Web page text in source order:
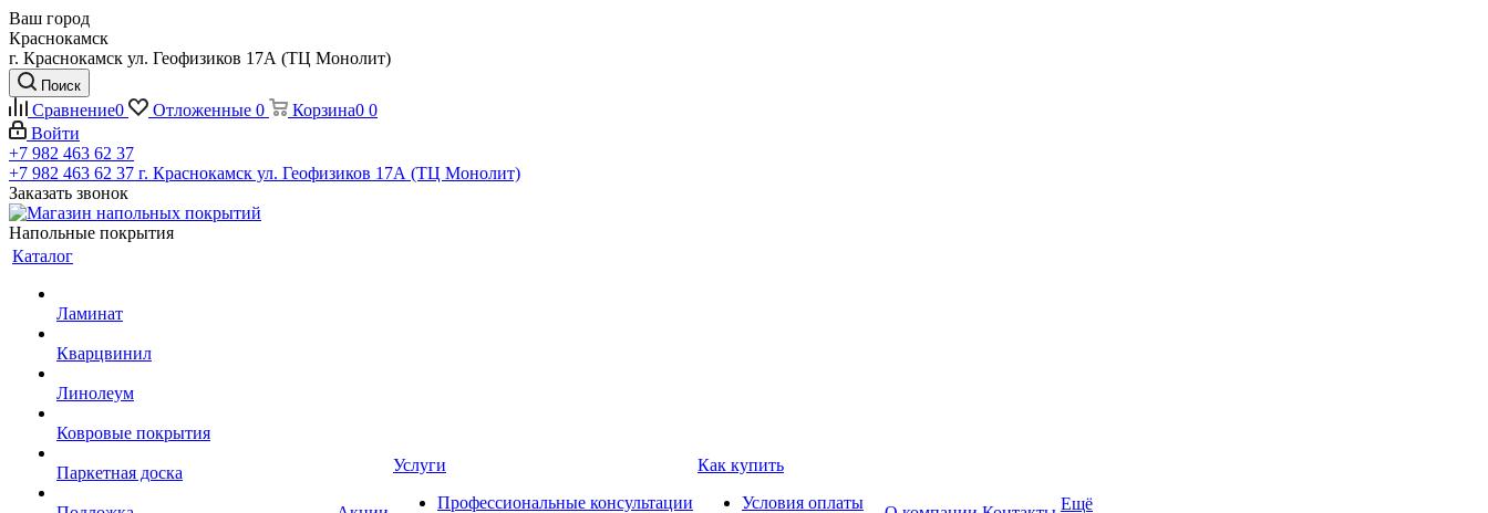
Ваш город
Краснокамск
г. Краснокамск ул. Геофизиков 17А (ТЦ Монолит)
Поиск
Сравнение0 Отложенные 0 Корзина0 0
Войти
+7 982 463 62 37
+7 982 463 62 37 г. Краснокамск ул. Геофизиков 17А (ТЦ Монолит)
Заказать звонок
Напольные покрытия
Каталог
Ламинат
Кварцвинил
Линолеум
Ковровые покрытия
Паркетная доска
Услуги
Профессиональные консультации
Как купить
Условия оплаты
Ещё